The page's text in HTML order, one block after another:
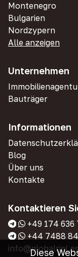
Montenegro
Bulgarien
Nordzypern
Alle anzeigen
Unternehmen
Bauträger
Informationen
Blog
Über uns
Kontakte
Kontaktieren
+49 174 636
+44 7488
Diese